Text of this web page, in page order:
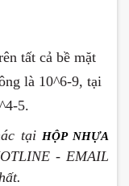
tất cả bề mặt
là 10^6-9, tại
5.
tạiHỘP NHỰA
- EMAIL